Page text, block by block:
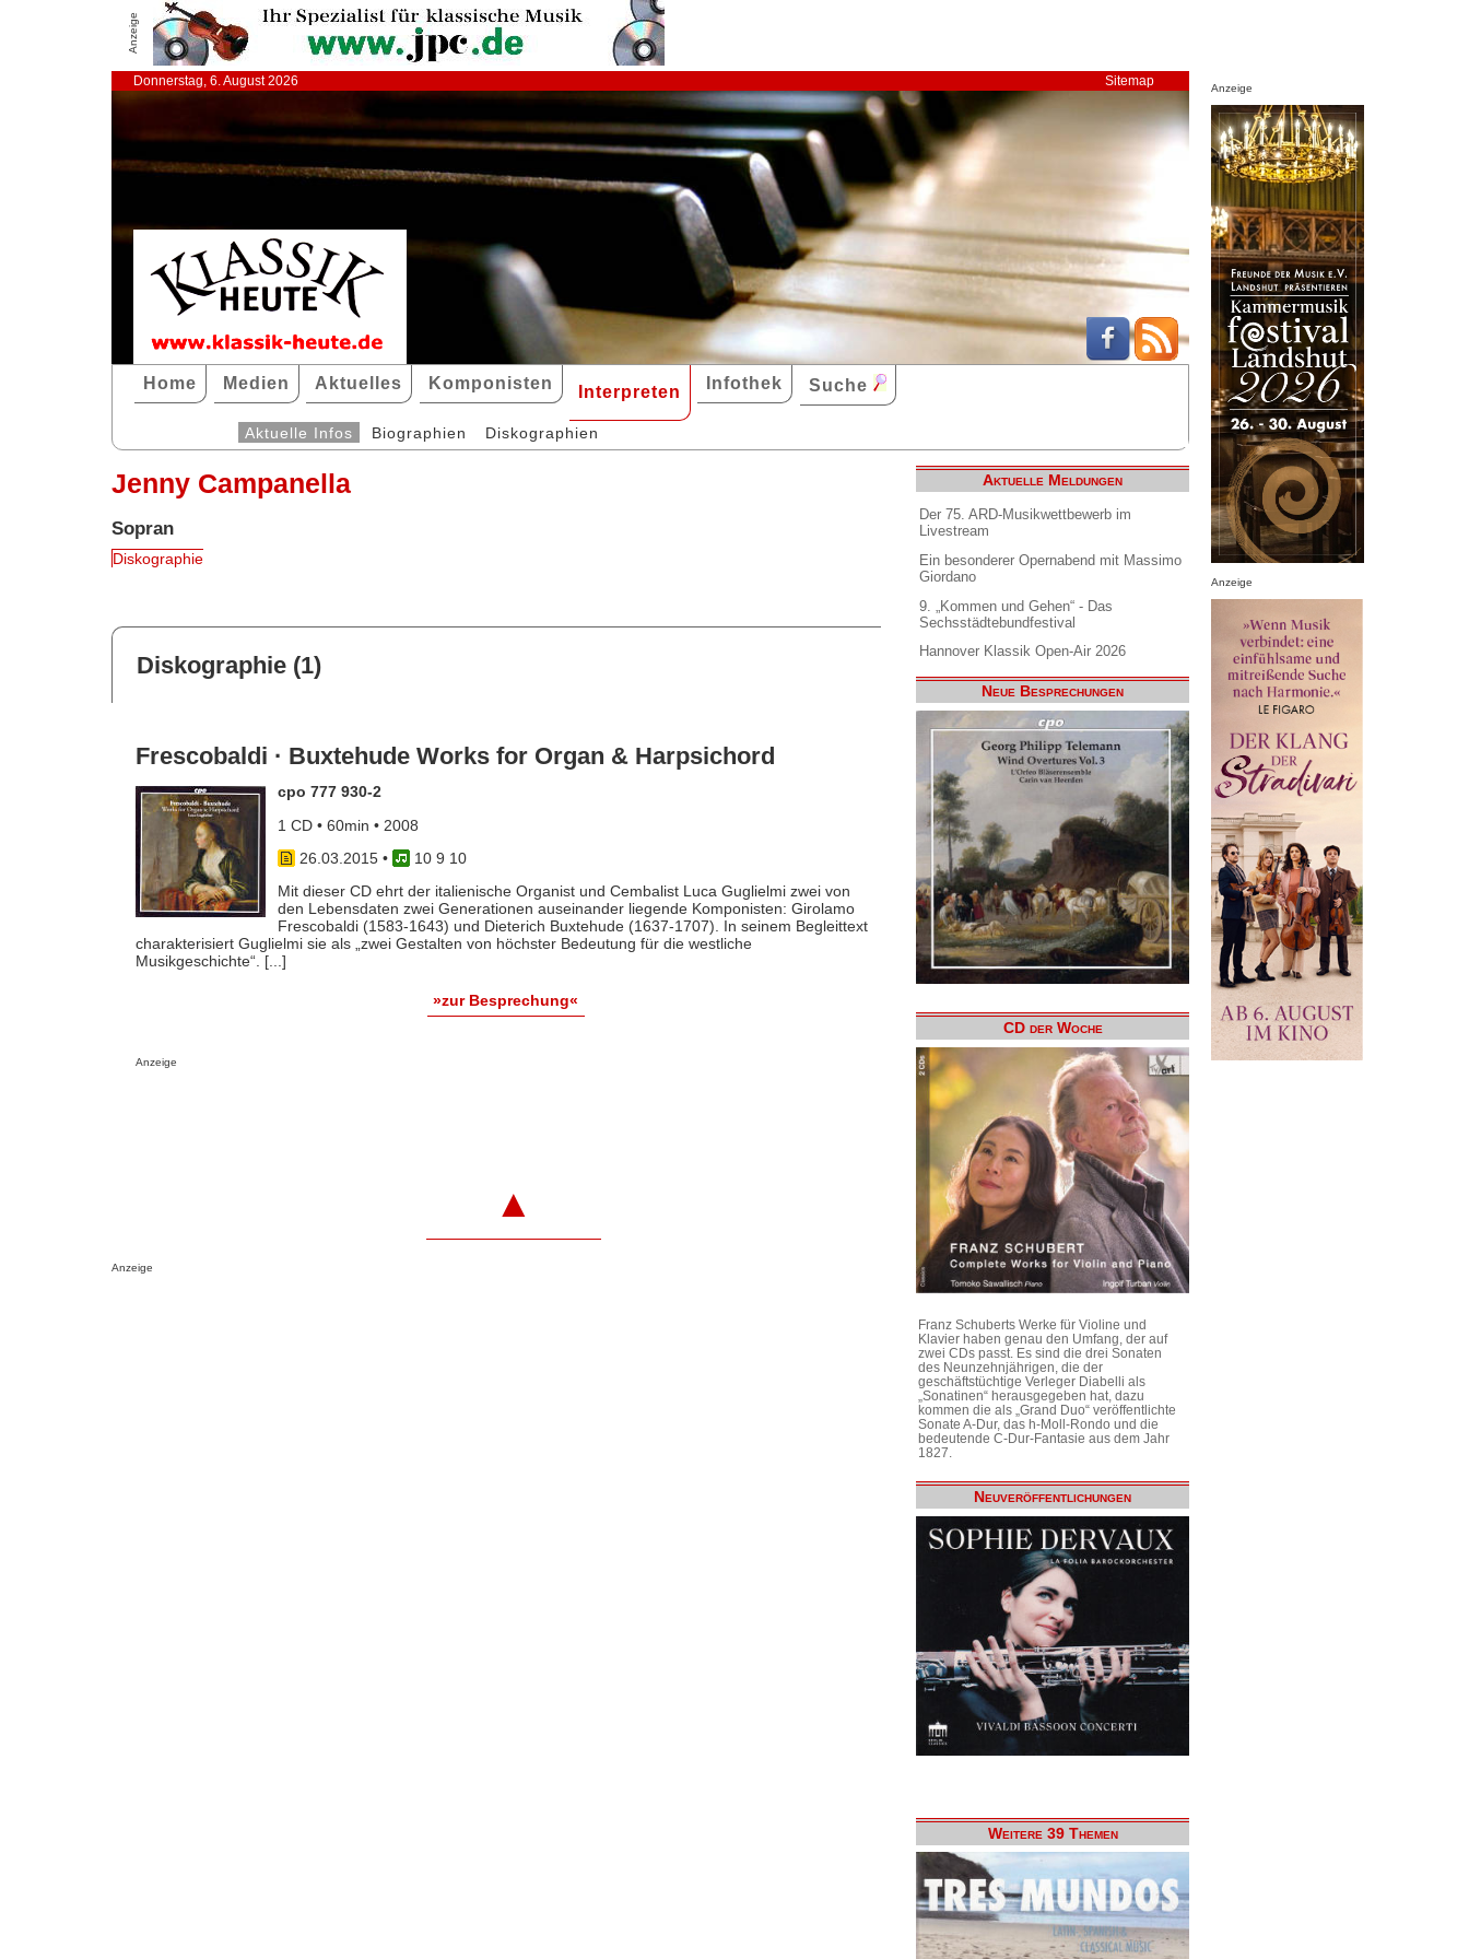
Anzeige
Donnerstag, 6. August 2026 Sitemap
Home Medien Aktuelles Komponisten Interpreten Infothek Suche
Aktuelle Infos Biographien Diskographien
Jenny Campanella
Sopran
Diskographie
Diskographie (1)
Frescobaldi · Buxtehude Works for Organ & Harpsichord
cpo 777 930-2
1 CD • 60min • 2008
26.03.2015•
10 9 10
Mit dieser CD ehrt der italienische Organist und Cembalist Luca Guglielmi zwei von
den Lebensdaten zwei Generationen auseinander liegende Komponisten: Girolamo
Frescobaldi (1583-1643) und Dieterich Buxtehude (1637-1707). In seinem Begleittext
charakterisiert Guglielmi sie als „zwei Gestalten von höchster Bedeutung für die westliche
Musikgeschichte“. [...]
»zur Besprechung«
Anzeige
▲
Anzeige
Aktuelle Meldungen
Der 75. ARD-Musikwettbewerb im
Livestream
Ein besonderer Opernabend mit Massimo
Giordano
9. „Kommen und Gehen“ - Das
Sechsstädtebundfestival
Hannover Klassik Open-Air 2026
Neue Besprechungen
CD der Woche
Franz Schuberts Werke für Violine und
Klavier haben genau den Umfang, der auf
zwei CDs passt. Es sind die drei Sonaten
des Neunzehnjährigen, die der
geschäftstüchtige Verleger Diabelli als
„Sonatinen“ herausgegeben hat, dazu
kommen die als „Grand Duo“ veröffentlichte
Sonate A-Dur, das h-Moll-Rondo und die
bedeutende C-Dur-Fantasie aus dem Jahr
1827.
Neuveröffentlichungen
Weitere 39 Themen
Anzeige
Anzeige